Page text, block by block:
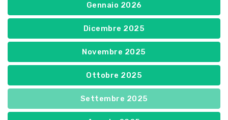
Gennaio 2026
Dicembre 2025
Novembre 2025
Ottobre 2025
Settembre 2025